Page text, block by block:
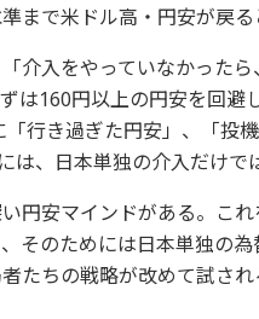
まで米ドル高・円安が戻る
介入をやっていなかった
は160円以上の円安を回避
行き過ぎた円安」、「投
は、日本単独の介入だけで
円安マインドがある。こ
そのためには日本単独の
たちの戦略が改めて試され